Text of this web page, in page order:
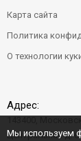
Карта сайта
Политика
О технологии
Адрес:
Центральная д.
Мы используем